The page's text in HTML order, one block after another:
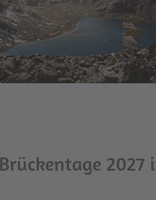
Brückentage 2027